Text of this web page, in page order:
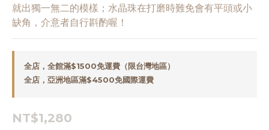
就出獨一無二的模樣；水晶珠在打磨時難免會有平頭或小
缺角，介意者自行斟酌喔！
全店，全館滿$1500免運費（限台灣地區）
全店，亞洲地區滿$4500免國際運費
NT$1,280